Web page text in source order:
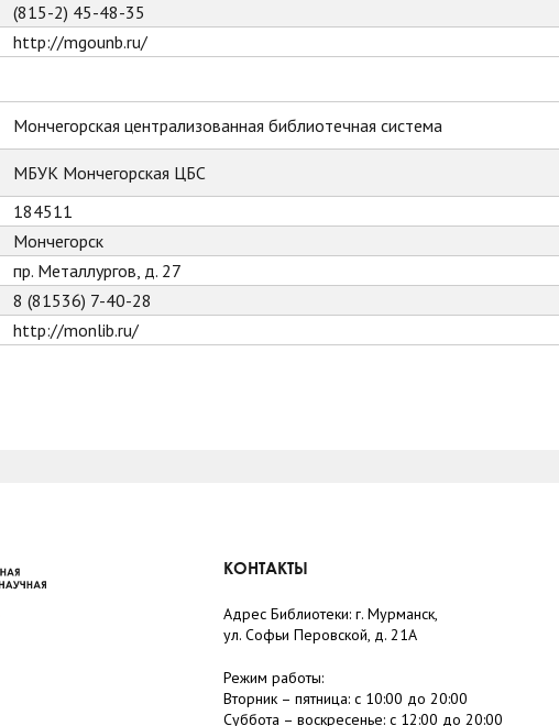
(815-2) 45-48-35
http://mgounb.ru/
Мончегорская централизованная библиотечная система
МБУК Мончегорская ЦБС
184511
Мончегорск
пр. Металлургов, д. 27
8 (81536) 7-40-28
http://monlib.ru/
КОНТАКТЫ
Адрес Библиотеки: г. Мурманск,
ул. Софьи Перовской, д. 21А
Режим работы:
Вторник – пятница: с 10:00 до 20:00
Суббота – воскресенье: c 12:00 до 20:00